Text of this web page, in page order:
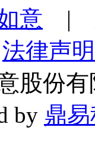
意 |
法律声明
股份
by 鼎